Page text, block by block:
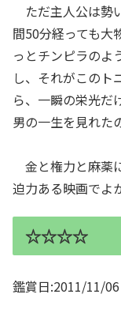
ただ主人公は勢
間50分経っても大
っとチンピラのよ
し、それがこのト
ら、一瞬の栄光だ
男の一生を見れた
金と権力と麻薬
迫力ある映画でよ
☆☆☆☆
鑑賞日:2011/11/